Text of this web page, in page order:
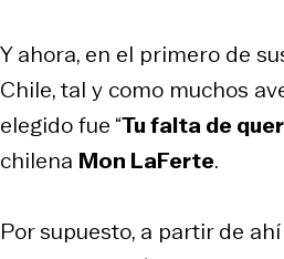
Y ahora, en el primero de
Chile, tal y como muchos
elegido fue “Tu falta de
chilena Mon LaFerte.
Por supuesto, a partir de